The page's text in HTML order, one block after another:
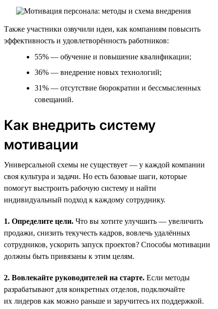
Также участники озвучили идеи, как компаниям повысить
эффективность и удовлетворённость работников:
55% — обучение и повышение квалификации;
36% — внедрение новых технологий;
31% — отсутствие бюрократии и бессмысленных
совещаний.
Как внедрить систему
мотивации
Универсальной схемы не существует — у каждой компании
своя культура и задачи. Но есть базовые шаги, которые
помогут выстроить рабочую систему и найти
индивидуальный подход к каждому сотруднику.
1. Определите цели. Что вы хотите улучшить — увеличить
продажи, снизить текучесть кадров, вовлечь удалённых
сотрудников, ускорить запуск проектов? Способы мотивации
должны быть привязаны к этим целям.
2. Вовлекайте руководителей на старте. Если методы
разрабатывают для конкретных отделов, подключайте
их лидеров как можно раньше и заручитесь их поддержкой.